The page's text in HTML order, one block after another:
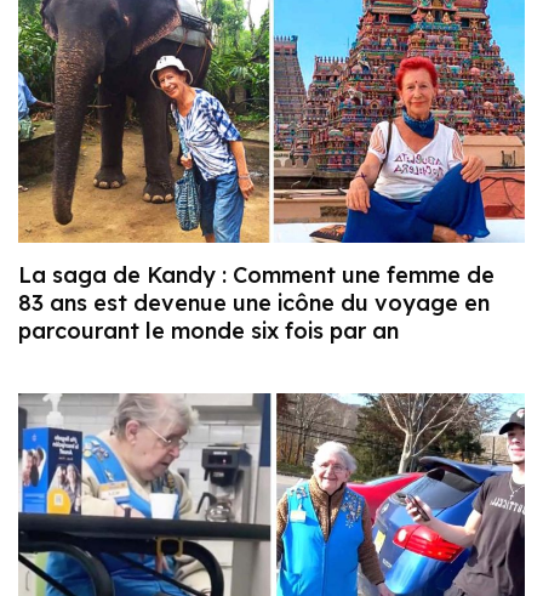
La saga de Kandy : Comment une femme de
83 ans est devenue une icône du voyage en
parcourant le monde six fois par an